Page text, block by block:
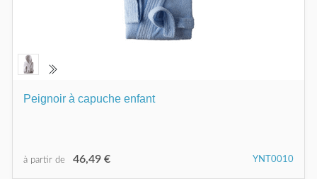
Peignoir à capuche enfant
à partir de 46,49 € YNT0010